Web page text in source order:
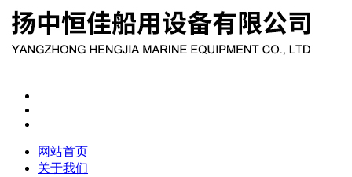
网站首页
关于我们